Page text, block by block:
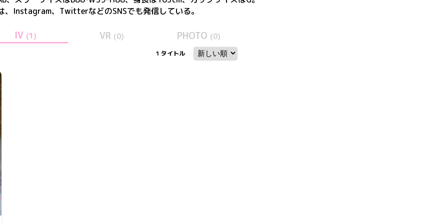
、 Instagram、TwitterなどのSNSでも発信している。
IV (1 ) VR (0) PHOTO (0)
1 タイトル